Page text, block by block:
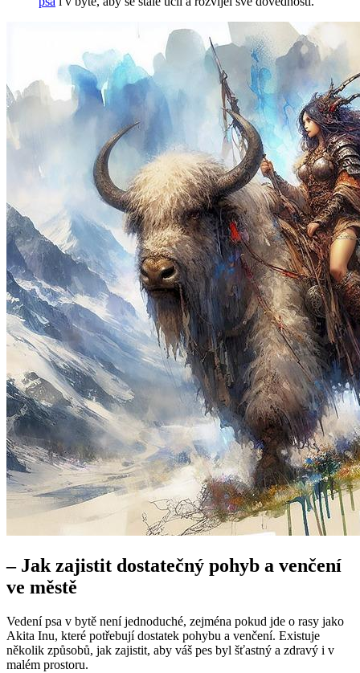
– Jak zajistit dostatečný pohyb⁤ a venčení⁣
ve městě
Vedení psa v bytě‌ není jednoduché, zejména ⁣pokud‌ jde​ o rasy jako
Akita Inu, které potřebují dostatek​ pohybu a venčení. Existuje⁤
několik způsobů, jak‌ zajistit, aby váš pes byl šťastný⁤ a zdravý i v
malém prostoru.